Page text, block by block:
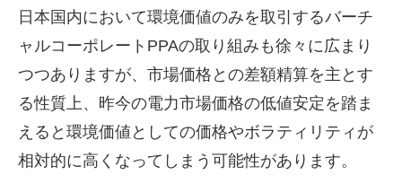
日本国内において環境価値のみを取引するバーチ
ャルコーポレート PPAの取り組みも徐々に広まり
つつありますが、市場価格との差額精算を主とす
る性質上、昨今の電力市場価格の低値安定を踏ま
えると環境価値としての価格やボラティリティが
相対的に高くなってしまう可能性があります。